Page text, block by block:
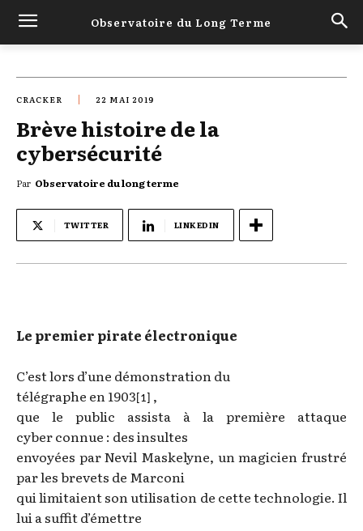
Observatoire du Long Terme
CRACKER 22 MAI 2019
Brève histoire de la
cybersécurité
Par Observatoire du long terme
TWITTER LINKEDIN
Le premier pirate électronique
C’est lors d’une démonstration du
télégraphe en 1903 [1]
,
que le public assista à la première attaque
cyber connue : des insultes
envoyées par Nevil Maskelyne, un magicien frustré
par les brevets de Marconi
qui limitaient son utilisation de cette technologie. Il
lui a suffit d’émettre